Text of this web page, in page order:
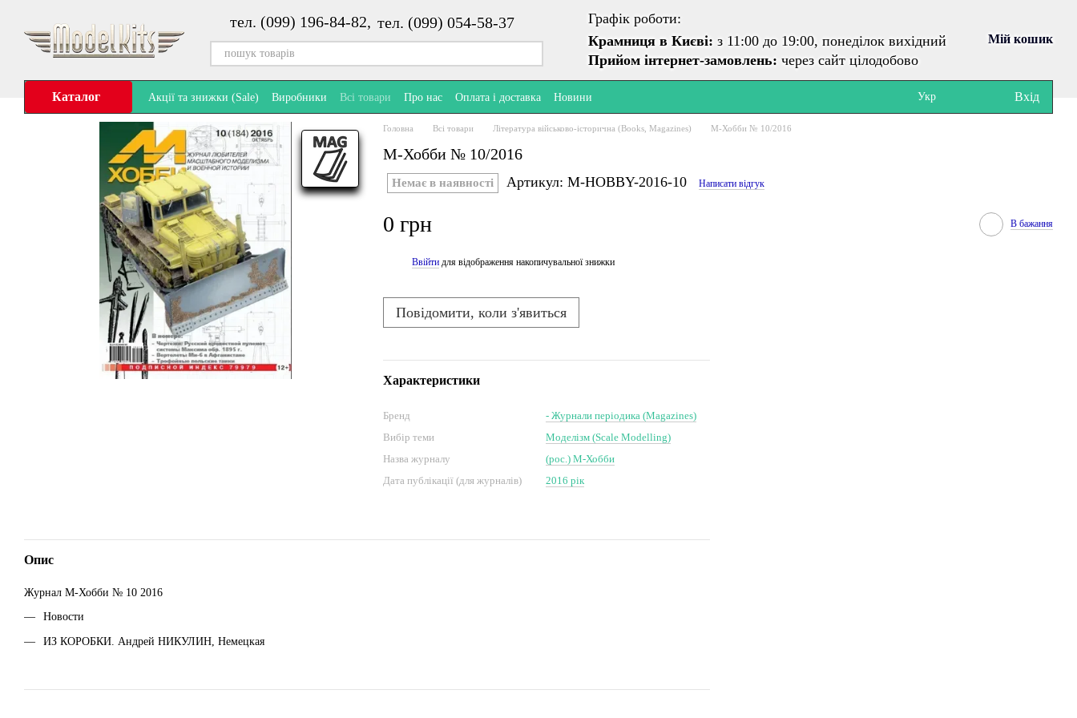
тел. (099) 196-84-82, тел. (099) 054-58-37
Графік роботи:
Крамниця в Києві: з 11:00 до 19:00, понеділок вихідний
Прийом інтернет-замовлень: через сайт цілодобово
Мій кошик
Каталог Акції та знижки (Sale) Виробники Всі товари Про нас Оплата і доставка Новини Укр Вхід
Головна Всі товари Література військово-історична (Books, Magazines) М-Хобби № 10/2016
М-Хобби № 10/2016
Немає в наявності Артикул: M-HOBBY-2016-10 Написати відгук
0 грн В бажання
Ввійти для відображення накопичувальної знижки
Повідомити, коли з'явиться
Характеристики
Бренд
- Журнали періодика (Magazines)
Вибір теми
Моделізм (Scale Modelling)
Назва журналу
(рос.) М-Хобби
Дата публікації (для журналів)
2016 рік
Опис
Журнал М-Хобби № 10 2016
Новости
ИЗ КОРОБКИ. Андрей НИКУЛИН, Немецкая